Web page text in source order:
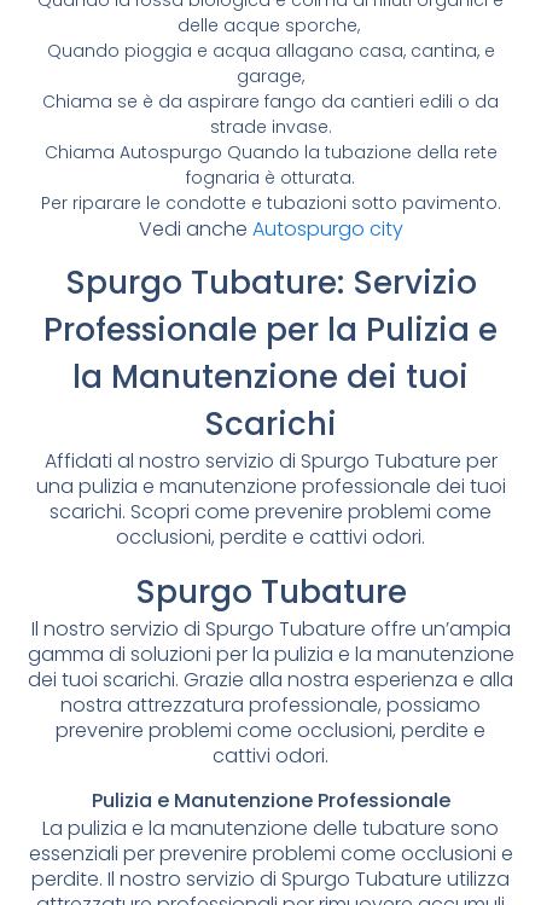
delle acque sporche,
Quando pioggia e acqua allagano casa, cantina, e
garage,
Chiama se è da aspirare fango da cantieri edili o da
strade invase.
Chiama Autospurgo Quando la tubazione della rete
fognaria è otturata.
Per riparare le condotte e tubazioni sotto pavimento.
Vedi anche Autospurgo city
Spurgo Tubature: Servizio
Professionale per la Pulizia e
la Manutenzione dei tuoi
Scarichi
Affidati al nostro servizio di Spurgo Tubature per
una pulizia e manutenzione professionale dei tuoi
scarichi. Scopri come prevenire problemi come
occlusioni, perdite e cattivi odori.
Spurgo Tubature
Il nostro servizio di Spurgo Tubature offre un’ampia
gamma di soluzioni per la pulizia e la manutenzione
dei tuoi scarichi. Grazie alla nostra esperienza e alla
nostra attrezzatura professionale, possiamo
prevenire problemi come occlusioni, perdite e
cattivi odori.
Pulizia e Manutenzione Professionale
La pulizia e la manutenzione delle tubature sono
essenziali per prevenire problemi come occlusioni e
perdite. Il nostro servizio di Spurgo Tubature utilizza